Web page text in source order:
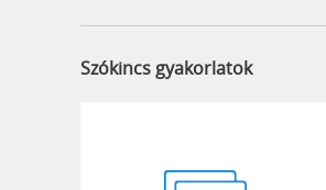
Szókincs gyakorlatok